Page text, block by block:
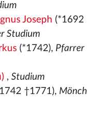
Joseph (*1692
Studium
(*1742), Pfarrer
, Studium
†1771), Mönch